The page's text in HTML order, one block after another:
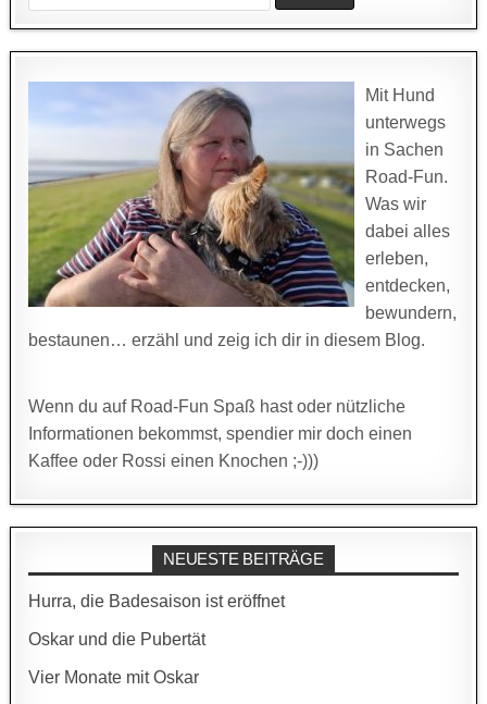
for:
Mit Hund
unterwegs
in Sachen
Road-Fun.
Was wir
dabei alles
erleben,
entdecken,
bewundern,
bestaunen… erzähl und zeig ich dir in diesem Blog.
Wenn du auf Road-Fun Spaß hast oder nützliche
Informationen bekommst, spendier mir doch einen
Kaffee oder Rossi einen Knochen ;-)))
NEUESTE BEITRÄGE
Hurra, die Badesaison ist eröffnet
Oskar und die Pubertät
Vier Monate mit Oskar